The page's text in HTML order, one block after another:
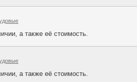
а также её стоимость.
а также её стоимость.